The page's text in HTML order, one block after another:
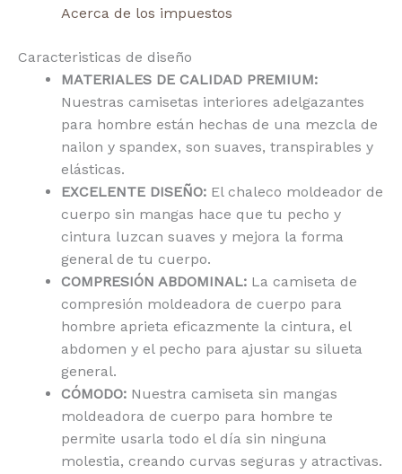
Acerca de los impuestos
Caracteristicas de diseño
MATERIALES DE CALIDAD PREMIUM:
Nuestras camisetas interiores adelgazantes
para hombre están hechas de una mezcla de
nailon y spandex, son suaves, transpirables y
elásticas.
EXCELENTE DISEÑO: El chaleco moldeador de
cuerpo sin mangas hace que tu pecho y
cintura luzcan suaves y mejora la forma
general de tu cuerpo.
COMPRESIÓN ABDOMINAL: La camiseta de
compresión moldeadora de cuerpo para
hombre aprieta eficazmente la cintura, el
abdomen y el pecho para ajustar su silueta
general.
CÓMODO: Nuestra camiseta sin mangas
moldeadora de cuerpo para hombre te
permite usarla todo el día sin ninguna
molestia, creando curvas seguras y atractivas.